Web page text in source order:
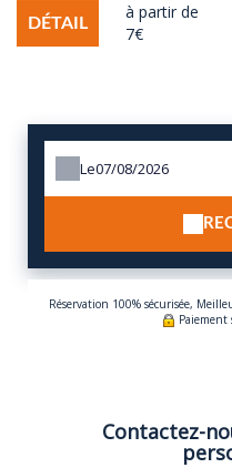
DÉTAIL
à partir de
7€
Le
Réservation 100% sécurisée,
Paiement
Contactez-